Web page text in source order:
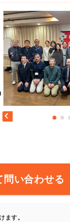
問い合わせる
ます。